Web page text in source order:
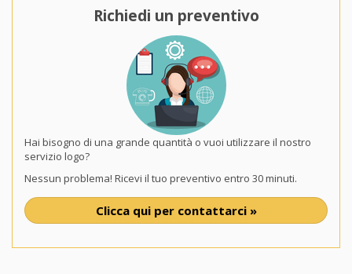
Richiedi un preventivo
Hai bisogno di una grande quantità o vuoi utilizzare il nostro
servizio logo?
Nessun problema! Ricevi il tuo preventivo entro 30 minuti.
Clicca qui per contattarci »